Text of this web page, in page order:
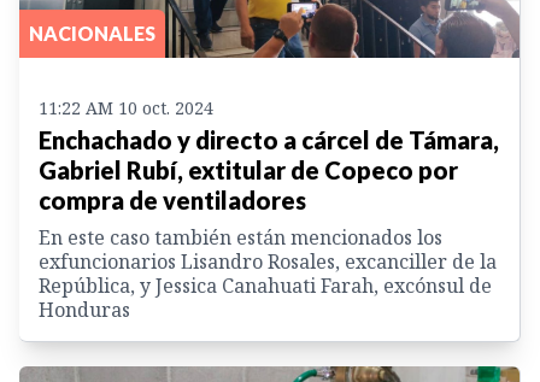
NACIONALES
11:22 AM 10 oct. 2024
Enchachado y directo a cárcel de Támara,
Gabriel Rubí, extitular de Copeco por
compra de ventiladores
En este caso también están mencionados los
exfuncionarios Lisandro Rosales, excanciller de la
República, y Jessica Canahuati Farah, excónsul de
Honduras